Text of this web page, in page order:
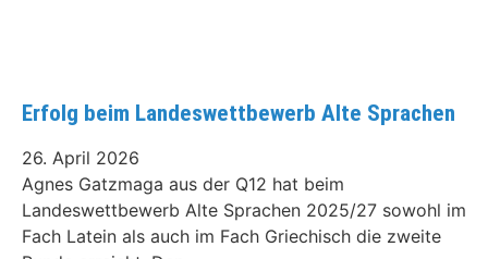
Erfolg beim Landeswettbewerb Alte Sprachen
26. April 2026
Agnes Gatzmaga aus der Q12 hat beim
Landeswettbewerb Alte Sprachen 2025/27 sowohl im
Fach Latein als auch im Fach Griechisch die zweite